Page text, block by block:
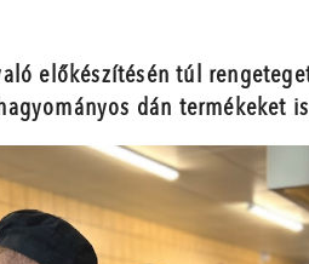
előkészítésén túl
dán termékeket